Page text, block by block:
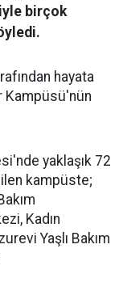
birçok
hayata
Kampüsü'nün
yaklaşık 72
kampüste;
Kadın
Yaşlı Bakım